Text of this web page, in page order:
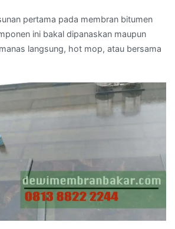
pertama pada membran bitumen
ini bakal dipanaskan maupun
langsung, hot mop, atau bersama